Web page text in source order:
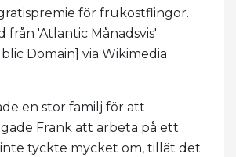
för frukostflingor.
från 'Atlantic Månadsvis'
Domain] via Wikimedia
en stor familj för att
Frank att arbeta på ett
tyckte mycket om, tillät det